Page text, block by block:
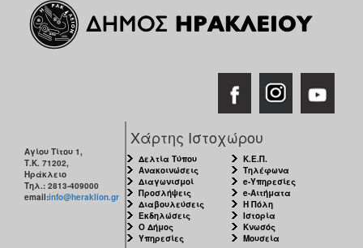
Διάφορες
Εκθέσεις
Εκδηλώσεις
Αγίου Τίτου 1,
Τ.Κ. 71202,
Ηράκλειο
Τηλ.: 2813-409000
email:info@heraklion.gr
Χάρτης Ιστοχώρου
Δελτία Τύπου
Ανακοινώσεις
Διαγωνισμοί
Προσλήψεις
Διαβουλεύσεις
Εκδηλώσεις
Ο Δήμος
Υπηρεσίες
Κ.Ε.Π.
Τηλέφωνα
e-Υπηρεσίες
e-Αιτήματα
Η Πόλη
Ιστορία
Κνωσός
Μουσεία